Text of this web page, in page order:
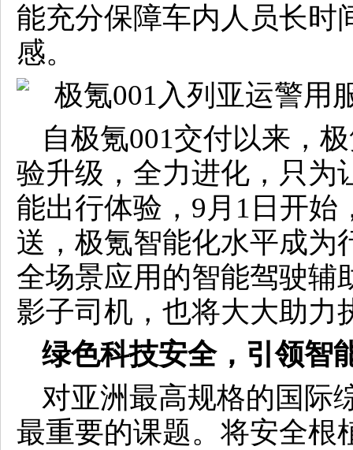
能充分保障车内人员长时
感。
自极氪001交付以来，
验升级，全力进化，只为
能出行体验，9月1日开始
送，极氪智能化水平成为
全场景应用的智能驾驶辅
影子司机，也将大大助力
绿色科技安全， 引领智
对亚洲最高规格的国际
最重要的课题。将安全根